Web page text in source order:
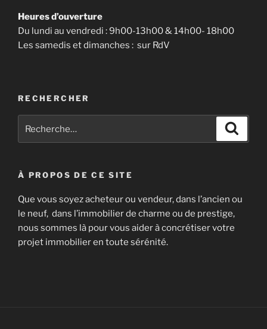
Heures d’ouverture
Du lundi au vendredi : 9h00-13h00 & 14h00- 18h00
Les samedis et dimanches : sur RdV
RECHERCHER
À PROPOS DE CE SITE
Que vous soyez acheteur ou vendeur, dans l’ancien ou
le neuf, dans l’immobilier de charme ou de prestige,
nous sommes là pour vous aider à concrétiser votre
projet immobilier en toute sérénité.